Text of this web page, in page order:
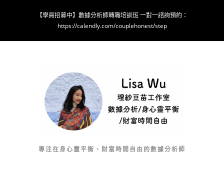
【學員招募中】數據分析師轉職培訓班 一對一諮詢預約：
https://calendly.com/couplehonest/step
專注在身心靈平衡、財富時間自由的數據分析師